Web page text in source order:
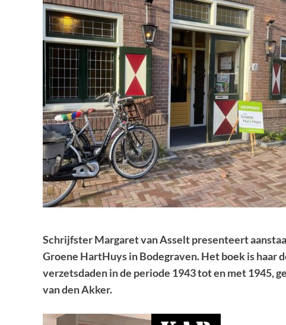
Schrijfster Margaret van Asselt presenteert
Groene HartHuys in Bodegraven. Het boek is haar
verzetsdaden in de periode 1943 tot en met 1945,
van den Akker.